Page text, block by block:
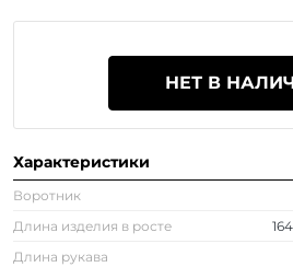
НЕТ В
Характеристики
Воротник
Длина изделия в росте
Длина рукава